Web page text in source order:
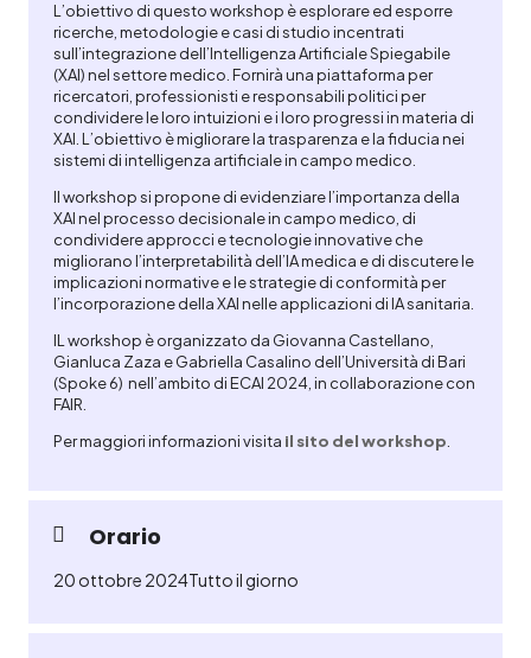
L’obiettivo di questo workshop è esplorare ed esporre
ricerche, metodologie e casi di studio incentrati
sull’integrazione dell’Intelligenza Artificiale Spiegabile
(XAI) nel settore medico. Fornirà una piattaforma per
ricercatori, professionisti e responsabili politici per
condividere le loro intuizioni e i loro progressi in materia di
XAI. L’obiettivo è migliorare la trasparenza e la fiducia nei
sistemi di intelligenza artificiale in campo medico.
Il workshop si propone di evidenziare l’importanza della
XAI nel processo decisionale in campo medico, di
condividere approcci e tecnologie innovative che
migliorano l’interpretabilità dell’IA medica e di discutere le
implicazioni normative e le strategie di conformità per
l’incorporazione della XAI nelle applicazioni di IA sanitaria.
IL workshop è organizzato da Giovanna Castellano,
Gianluca Zaza e Gabriella Casalino dell’Università di Bari
(Spoke 6) nell’ambito di ECAI 2024, in collaborazione con
FAIR.
Per maggiori informazioni visita il sito del workshop
Orario
20 ottobre 2024Tutto il giorno